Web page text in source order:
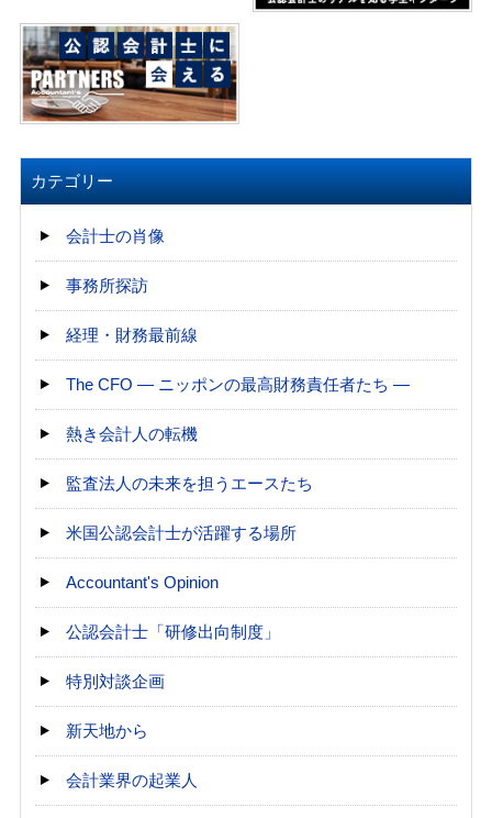
カテゴリー
会計士の肖像
事務所探訪
経理・財務最前線
The CFO ― ニッポンの最高財務責任者たち ―
熱き会計人の転機
監査法人の未来を担うエースたち
米国公認会計士が活躍する場所
Accountant's Opinion
公認会計士「研修出向制度」
特別対談企画
新天地から
会計業界の起業人